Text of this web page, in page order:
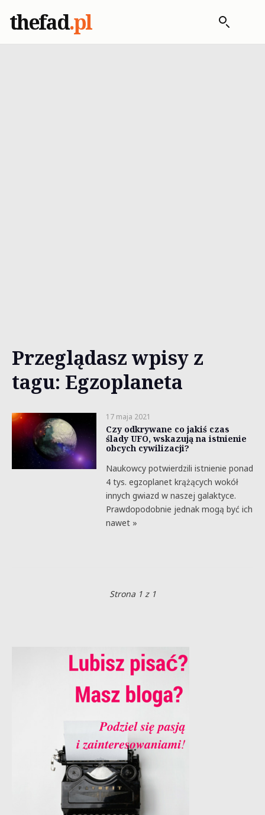
thefad.pl
Przeglądasz wpisy z
tagu: Egzoplaneta
17 maja 2021
Czy odkrywane co jakiś czas
ślady UFO, wskazują na istnienie
obcych cywilizacji?
Naukowcy potwierdzili istnienie ponad
4 tys. egzoplanet krążących wokół
innych gwiazd w naszej galaktyce.
Prawdopodobnie jednak mogą być ich
nawet »
Strona 1 z 1